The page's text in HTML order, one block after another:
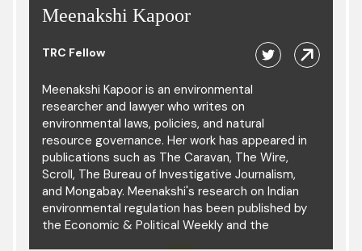
Meenakshi Kapoor
TRC Fellow
Meenakshi Kapoor is an environmental
researcher and lawyer who writes on
environmental laws, policies, and natural
resource governance. Her work has appeared in
publications such as The Caravan, The Wire,
Scroll, The Bureau of Investigative Journalism,
and Mongabay. Meenakshi's research on Indian
environmental regulation has been published by
the Economic & Political Weekly and the